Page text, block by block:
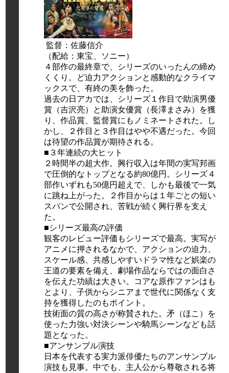
監督：佐藤信介
（配給：東宝、ソニー）
４部作の最終章で、シリーズのいったんの締め
くくり。ど迫力アクションと感動的なクライマ
ックスで、有終の美を飾った。
過去の日アカでは、シリーズ１作目で助演男優
賞（吉沢亮）と助演女優賞（長澤まさみ）を獲
り、作品賞、監督賞にもノミネートされた。し
かし、２作目と３作目はやや不遇だった。今回
は待望の作品賞が期待される。
■３年連続の大ヒット
２時間半の超大作。興行収入は年間の実写邦画
で圧倒的なトップとなる約80億円。シリーズ４
部作いずれも50億円超えで、しかも最後で一気
に跳ね上がった。２作目からは１年ごとの短い
スパンで公開され、苦戦が続く興行界を支え
た。
■シリーズ最高の評価
観客のレビュー評価もシリーズで最高。実写が
アニメに押されるなかで、アクションの迫力、
スケール感、共感しやすいドラマ性など娯楽の
王道の要素を備え、劇場作品ならではの面白さ
を伝えた功績は大きい。コアな原作ファンはも
とより、子供からシニアまで世代に関係なく支
持を獲得したのもポイント。
技術面の質の高さが称賛された。矛（ほこ）を
使った力強い対決シーンや騎馬シーンなども話
題となった。
■アンサンブル演技
日本を代表する実力派俳優たちのアンサンブル
演技も見事。中でも、主人公から尊敬される将